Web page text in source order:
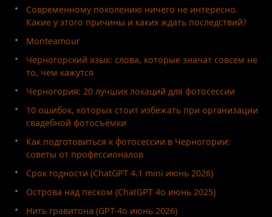
Современному поколению ничего не интересно.
Какие у этого причины и каких ждать последствий?
Monteamour
Черногорский язык: слова, которые значат совсем не
то, чем кажутся
Черногория: 20 лучших локаций для фотосессии
10 ошибок, которых стоит избежать при организации
свадебной фотосъёмки
Как подготовиться к фотосессии в Черногории:
советы от профессионалов
Срок годности (ChatGPT 4.1 mini июнь 2026)
Острова над песком (ChatGPT 4o июнь 2025)
Нить гравитона (GPT-4o июнь 2026)